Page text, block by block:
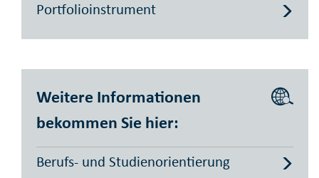
Portfolioinstrument
Weitere Informationen
bekommen Sie hier:
Berufs- und Studienorientierung